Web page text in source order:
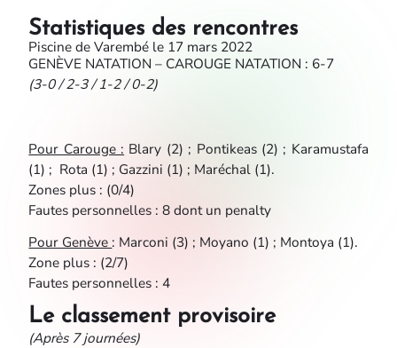
Statistiques des rencontres
Piscine de Varembé le 17 mars 2022
GENÈVE NATATION – CAROUGE NATATION : 6-7
(3-0 / 2-3 / 1-2 / 0-2)
Pour Carouge : Blary (2) ; Pontikeas (2) ; Karamustafa
(1) ; Rota (1) ; Gazzini (1) ; Maréchal (1).
Zones plus : (0/4)
Fautes personnelles : 8 dont un penalty
Pour Genève : Marconi (3) ; Moyano (1) ; Montoya (1).
Zone plus : (2/7)
Fautes personnelles : 4
Le classement provisoire
(Après 7 journées)